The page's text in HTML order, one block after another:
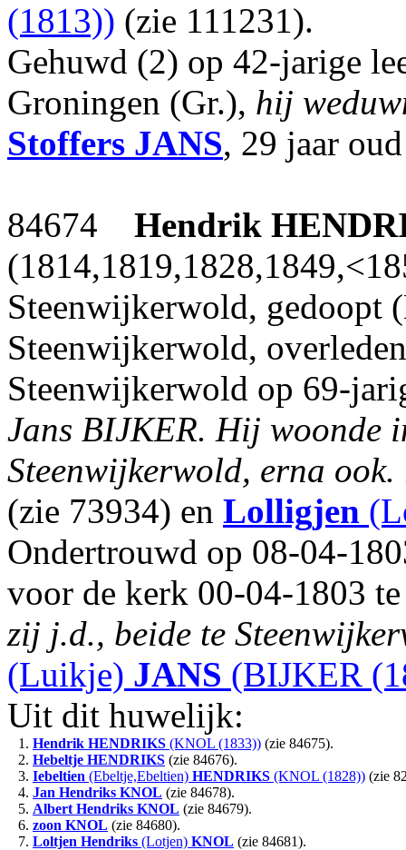
(1813)) (zie 111231).
Gehuwd (2) op 42-jarige
Groningen (Gr.), hij
Stoffers JANS, 29 jaar
84674 Hendrik
Steenwijkerwold, gedoopt
Steenwijkerwold,
Steenwijkerwold op 69-
Jans BIJKER. Hij woonde
Steenwijkerwold, erna ook.
(zie 73934) en Lolligjen
Ondertrouwd op 08-04-
voor de kerk 00-04-1803
zij j.d., beide te
(Luikje) JANS (BIJKER
Uit dit huwelijk:
1. Hendrik HENDRIKS (KNOL (1833)) (zie 84675).
2. Hebeltje HENDRIKS (zie 84676).
3. Iebeltien (Ebeltje,Ebeltien) HENDRIKS (KNOL (1828)) (zie
4. Jan Hendriks KNOL (zie 84678).
5. Albert Hendriks KNOL (zie 84679).
6. zoon KNOL (zie 84680).
7. Loltjen Hendriks (Lotjen) KNOL (zie 84681).